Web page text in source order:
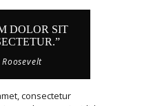
DOLOR SIT
consectetur